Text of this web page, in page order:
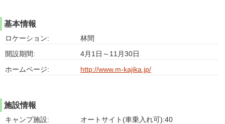
基本情報
ロケーション:
林間
開設期間:
4月1日～11月30日
ホームページ:
http://www.m-kajika.jp/
施設情報
キャンプ施設:
オートサイト(車乗入れ可):40